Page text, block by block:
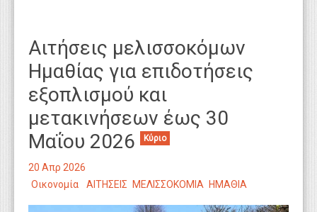
Αιτήσεις μελισσοκόμων
Ημαθίας για επιδοτήσεις
εξοπλισμού και
μετακινήσεων έως 30
Μαΐου 2026
Κύριο
20 Απρ 2026
Οικονομία
ΑΙΤΗΣΕΙΣ ΜΕΛΙΣΣΟΚΟΜΙΑ ΗΜΑΘΙΑ
Τεχνολογία
Εκπαίδευση
Υγεία
Γενικά
Βιβλιοθήκη Απόψεων
Κυτίο Παραπόνων Πολιτών